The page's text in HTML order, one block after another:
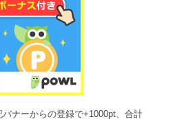
ナーからの登録で+1000pt、合計